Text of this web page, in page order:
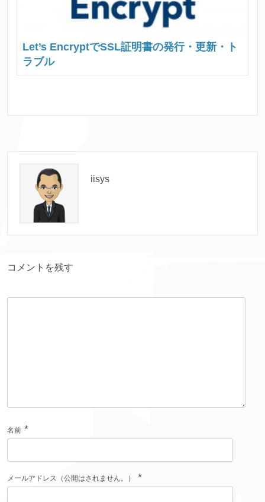
Let’s EncryptでSSL証明書の発行・更新・ト
ラブル
iisys
コメントを残す
名前 *
メールアドレス（公開はされません。） *